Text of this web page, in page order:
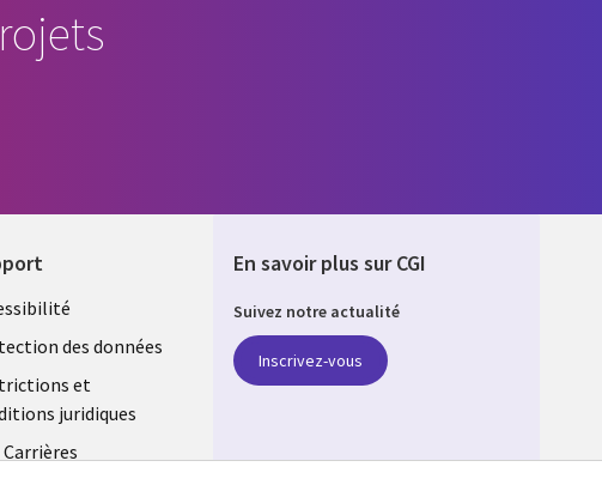
des données
et
juridiques
Carrières
En savoir plus sur CGI
Suivez notre actualité
Inscrivez-vous